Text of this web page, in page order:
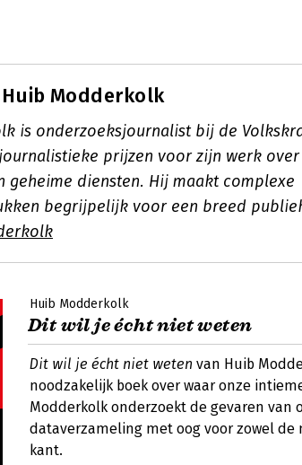
Huib Modderkolk
is onderzoeksjournalist bij de
prijzen voor zijn werk over
geheime diensten. Hij maakt complexe
begrijpelijk voor een breed
Huib Modderkolk
Dit wil je écht niet weten
Dit wil je écht niet weten van Huib
noodzakelijk boek over waar onze
Modderkolk onderzoekt de gevaren van
dataverzameling met oog voor zowel
kant.